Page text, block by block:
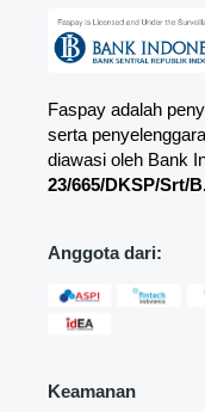
Faspay adalah
serta
diawasi oleh Bank
23/665/DKSP/Srt/
Anggota dari:
Keamanan